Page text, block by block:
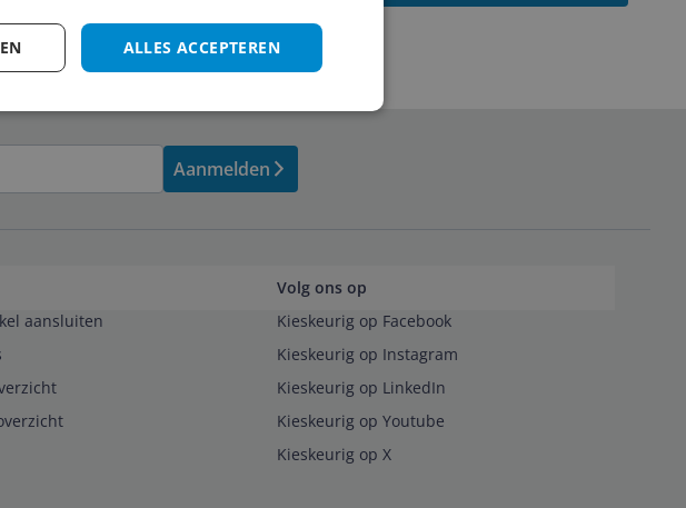
Aanmelden
aansluiten
Volg ons op
Kieskeurig op Facebook
Kieskeurig op Instagram
Kieskeurig op LinkedIn
Kieskeurig op Youtube
Kieskeurig op X
ALLES ACCEPTEREN